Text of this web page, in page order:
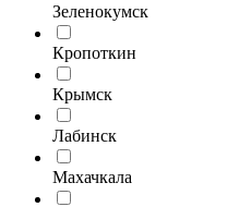
Зеленокумск
Кропоткин
Крымск
Лабинск
Махачкала